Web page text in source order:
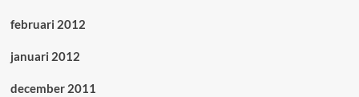
februari 2012
januari 2012
december 2011